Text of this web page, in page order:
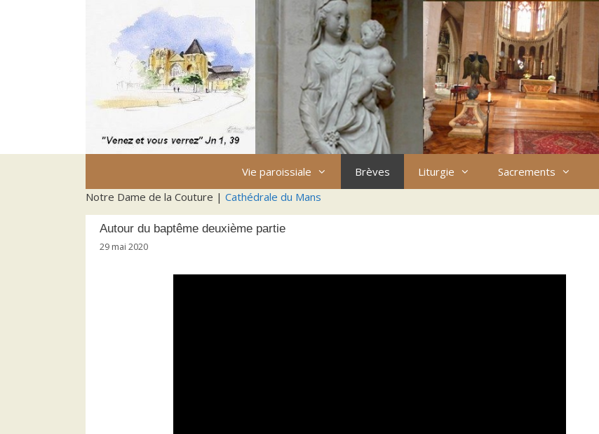
Vie paroissiale Brèves Liturgie Sacrements
Notre Dame de la Couture | Cathédrale du Mans
Autour du baptême deuxième partie
29 mai 2020